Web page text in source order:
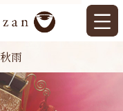
秋雨